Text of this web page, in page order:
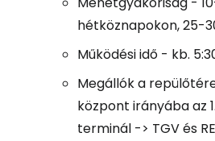
hétköznapokon, 25-
Működési idő - kb.
Megállók a
központ irányába az
terminál -> TGV és